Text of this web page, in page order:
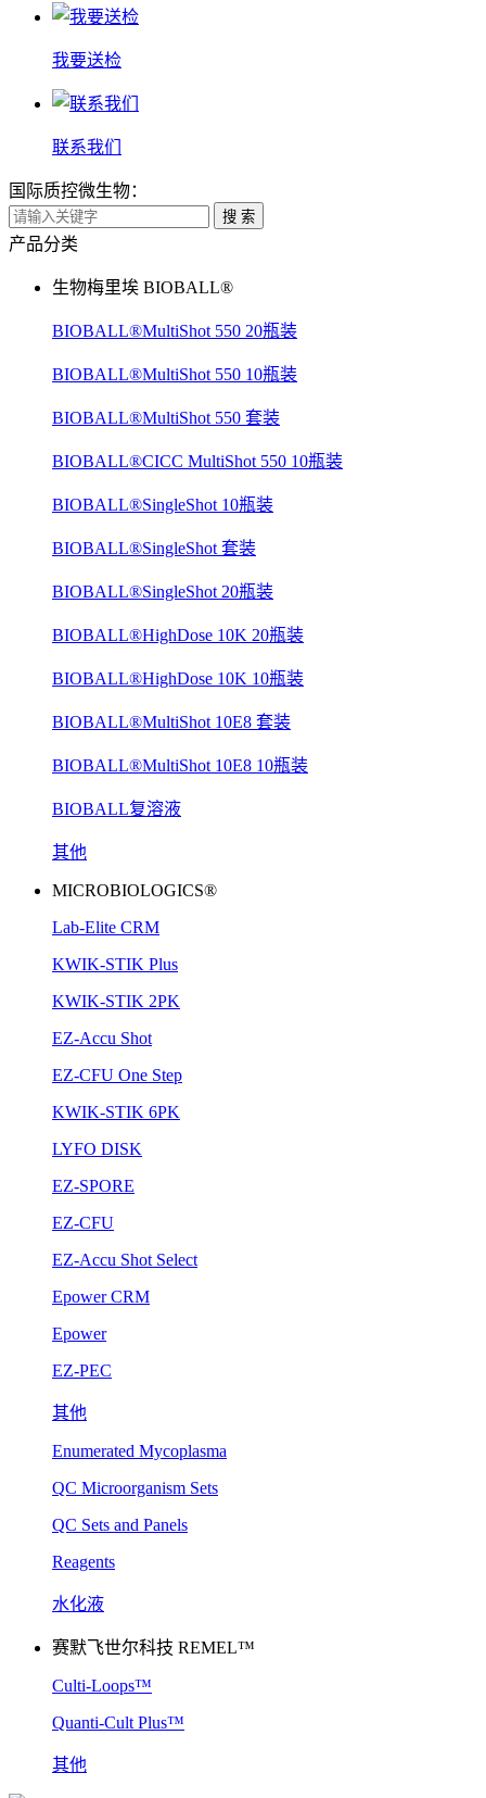
我要送检
联系我们
国际质控微生物：
搜 索
产品分类
生物梅里埃 BIOBALL®
BIOBALL®MultiShot 550 20瓶装
BIOBALL®MultiShot 550 10瓶装
BIOBALL®MultiShot 550 套装
BIOBALL®CICC MultiShot 550 10瓶装
BIOBALL®SingleShot 10瓶装
BIOBALL®SingleShot 套装
BIOBALL®SingleShot 20瓶装
BIOBALL®HighDose 10K 20瓶装
BIOBALL®HighDose 10K 10瓶装
BIOBALL®MultiShot 10E8 套装
BIOBALL®MultiShot 10E8 10瓶装
BIOBALL复溶液
其他
MICROBIOLOGICS®
Lab-Elite CRM
KWIK-STIK Plus
KWIK-STIK 2PK
EZ-Accu Shot
EZ-CFU One Step
KWIK-STIK 6PK
LYFO DISK
EZ-SPORE
EZ-CFU
EZ-Accu Shot Select
Epower CRM
Epower
EZ-PEC
其他
Enumerated Mycoplasma
QC Microorganism Sets
QC Sets and Panels
Reagents
水化液
赛默飞世尔科技 REMEL™
Culti-Loops™
Quanti-Cult Plus™
其他